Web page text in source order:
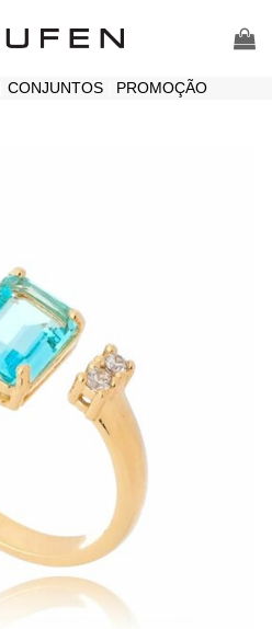
CONJUNTOS| PROMOÇÃO